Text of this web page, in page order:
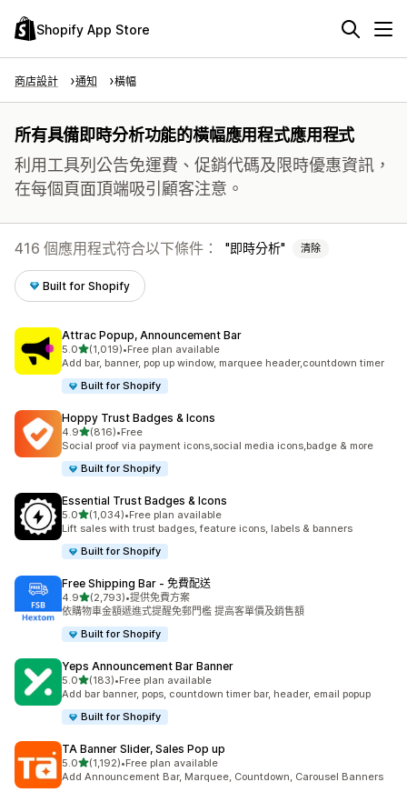
Shopify App Store
商店設計 通知 橫幅
所有具備即時分析功能的橫幅應用程式應用程式
利用工具列公告免運費、促銷代碼及限時優惠資訊，
在每個頁面頂端吸引顧客注意。
416 個應用程式符合以下條件： 即時分析 清除
Built for Shopify
Attrac Popup, Announcement Bar
5.0滿分 5 顆星
(1,019)
共有 1019 則評價
•Free plan available
Add bar, banner, pop up window, marquee header,countdown timer
Built for Shopify
Hoppy Trust Badges & Icons
4.9滿分 5 顆星
(816)
共有 816 則評價
•Free
Social proof via payment icons,social media icons,badge & more
Built for Shopify
Essential Trust Badges & Icons
5.0滿分 5 顆星
(1,034)
共有 1034 則評價
•Free plan available
Lift sales with trust badges, feature icons, labels & banners
Built for Shopify
Free Shipping Bar ‑ 免費配送
4.9滿分 5 顆星
(2,793)
共有 2793 則評價
•提供免費方案
依購物車金額遞進式提醒免郵門檻 提高客單價及銷售額
Built for Shopify
Yeps Announcement Bar Banner
5.0滿分 5 顆星
(183)
共有 183 則評價
•Free plan available
Add bar banner, pops, countdown timer bar, header, email popup
Built for Shopify
TA Banner Slider, Sales Pop up
5.0滿分 5 顆星
(1,192)
共有 1192 則評價
•Free plan available
Add Announcement Bar, Marquee, Countdown, Carousel Banners